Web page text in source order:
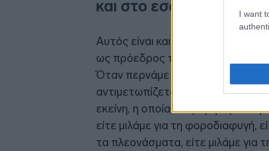
I want
και στο εσωτερικό
Αυτός είναι και ο δυϊσμός που
ως πρόεδρος του Eurogroup, με
Όταν περνάμε τα σύνορα και
αντιμετωπίζεται με ένα
εκείνη, η οποία υπερέβη την
είτε μιλάμε για τη φοροδιαφυγή,
τα πλεονάσματα, είτε μιλάμε